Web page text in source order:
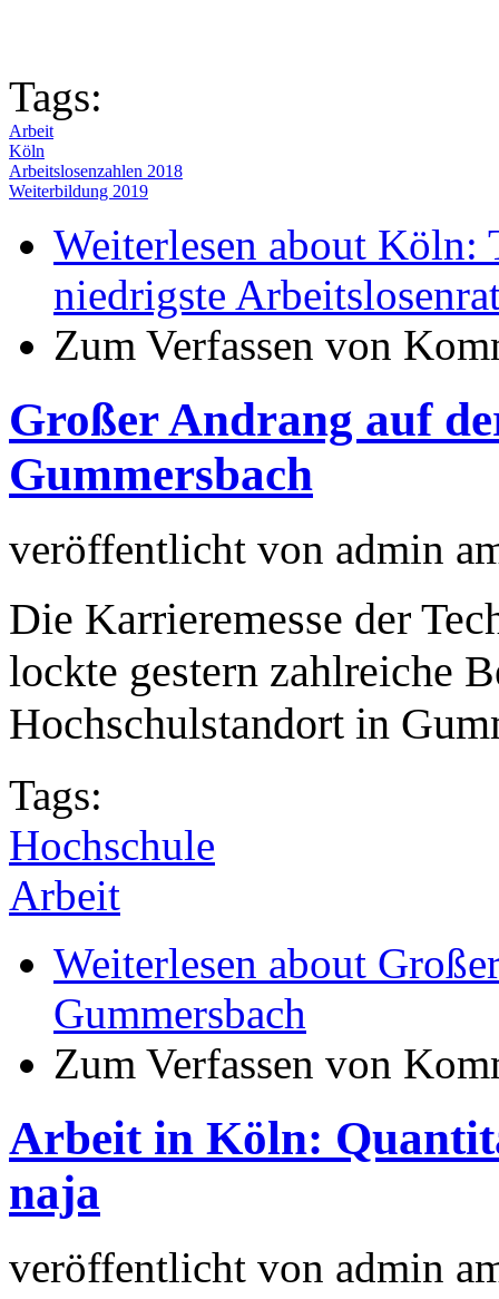
Tags:
Arbeit
Köln
Arbeitslosenzahlen 2018
Weiterbildung 2019
Weiterlesen about Köln:
niedrigste
Zum Verfassen von
Großer Andrang auf
Gummersbach
veröffentlicht von admin
Die Karrieremesse der
lockte gestern zahlreiche
Hochschulstandort in
Tags:
Hochschule
Arbeit
Weiterlesen about
Gummersbach
Zum Verfassen von
Arbeit in Köln:
naja
veröffentlicht von admin